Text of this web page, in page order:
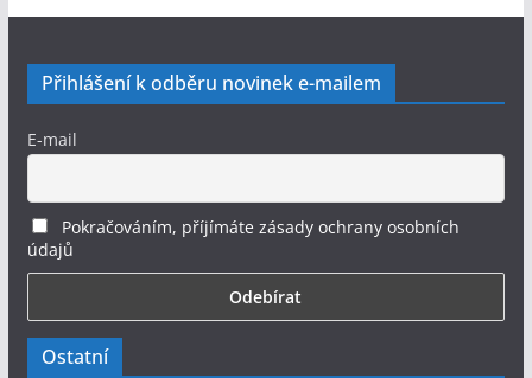
Přihlášení k odběru novinek e-mailem
E-mail
Pokračováním, příjímáte zásady ochrany osobních
údajů
Ostatní